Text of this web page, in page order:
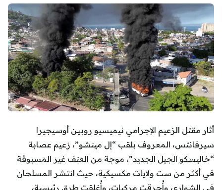
أثار مقتل الزعيم الإجرامي نيميسيو روبين أوسيجيرا
سيرفانتس، المعروف بلقب “إل مينشو”، زعيم عصابة
“خاليسكو الجيل الجديد”، موجة من العنف غير المسبوقة
في أكثر من ست ولايات مكسيكية، حيث انتشر المسلحان
في الشوارع، وأُحرقت مركبات، وأُغلقت طرق رئيسية،